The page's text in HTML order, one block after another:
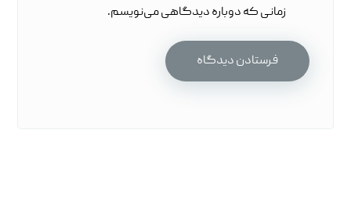
زمانی که دوباره دیدگاهی می‌نویسم.